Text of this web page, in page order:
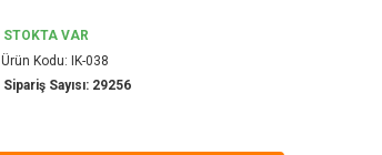
STOKTA VAR
Ürün Kodu:
IK-038
Sipariş Sayısı: 29256